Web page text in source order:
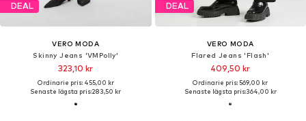
DEAL
VERO MODA
Skinny Jeans 'VMPolly'
323,10 kr
Ordinarie pris: 455,00 kr
Senaste lägsta pris:283,50 kr
DEAL
VERO MODA
Flared Jeans 'Flash'
409,50 kr
Ordinarie pris: 569,00 kr
Senaste lägsta pris:364,00 kr